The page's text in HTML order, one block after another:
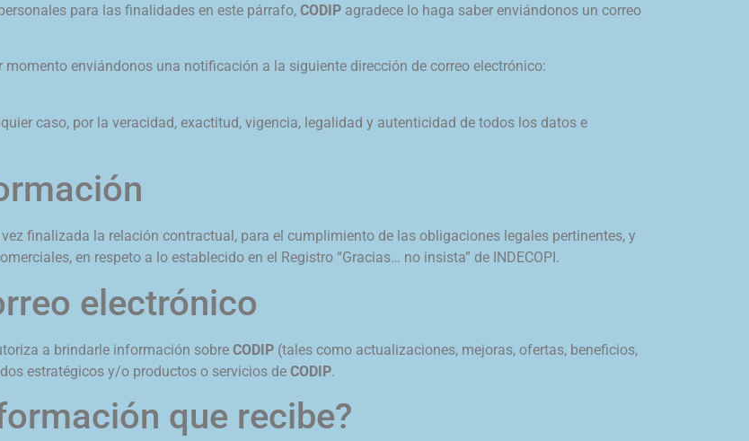
para las finalidades en este párrafo, CODIP agradece lo haga saber enviándonos un correo
enviándonos una notificación a la siguiente dirección de correo electrónico:
caso, por la veracidad, exactitud, vigencia, legalidad y autenticidad de todos los datos e
finalizada la relación contractual, para el cumplimiento de las obligaciones legales pertinentes, y
en respeto a lo establecido en el Registro “Gracias… no insista” de INDECOPI.
electrónico
a brindarle información sobre CODIP (tales como actualizaciones, mejoras, ofertas, beneficios,
estratégicos y/o productos o servicios de CODIP.
que recibe?